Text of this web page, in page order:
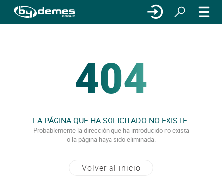
404
LA PÁGINA QUE HA SOLICITADO NO EXISTE.
Probablemente la dirección que ha introducido no exista
o la página haya sido eliminada.
Volver al inicio